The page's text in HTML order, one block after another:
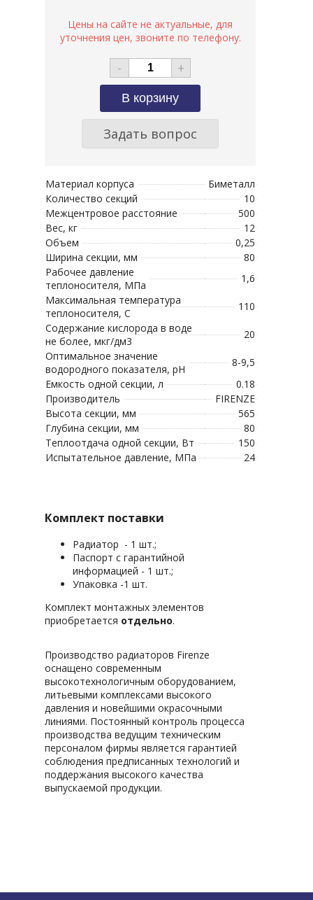
- +
Задать вопрос
Материал корпуса
Биметалл
Количество секций
10
Межцентровое расстояние
500
Вес, кг
12
Объем
0,25
Ширина секции, мм
80
Рабочее давление
теплоносителя, МПа
1,6
Максимальная температура
теплоносителя, С
110
Содержание кислорода в воде
не более, мкг/дм3
20
Оптимальное значение
водородного показателя, рН
8-9,5
Емкость одной секции, л
0.18
Производитель
FIRENZE
Высота секции, мм
565
Глубина секции, мм
80
Теплоотдача одной секции, Вт
150
Испытательное давление, МПа
24
Комплект поставки
Радиатор - 1 шт.;
Паспорт с гарантийной
информацией - 1 шт.;
Упаковка -1 шт.
Комплект монтажных элементов
приобретается отдельно.
Производство радиаторов Firenze
оснащено современным
высокотехнологичным оборудованием,
литьевыми комплексами высокого
давления и новейшими окрасочными
линиями. Постоянный контроль процесса
производства ведущим техническим
персоналом фирмы является гарантией
соблюдения предписанных технологий и
поддержания высокого качества
выпускаемой продукции.